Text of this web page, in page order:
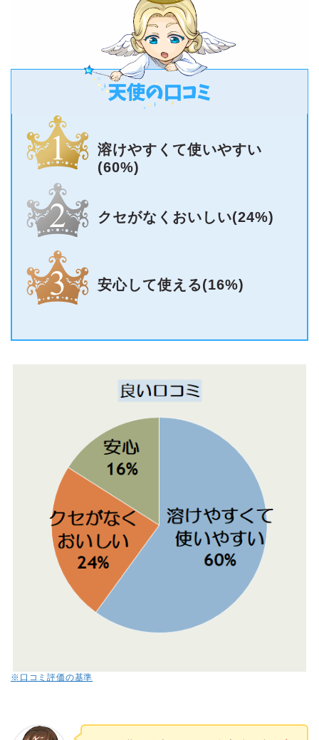
溶けやすくて使いやすい
(60%)
クセがなくおいしい(24%)
安心して使える(16%)
※口コミ評価の基準